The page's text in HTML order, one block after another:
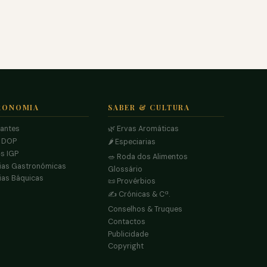
IGP
Gastronómicas
Báquicas
SABER & CULTURA
🌿 Ervas Aromáticas
🌶️ Especiarias
🥗 Roda dos Alimentos
Glossário
📜 Provérbios
✍️ Crónicas & Cª.
Conselhos & Truques
Contactos
Publicidade
Copyright